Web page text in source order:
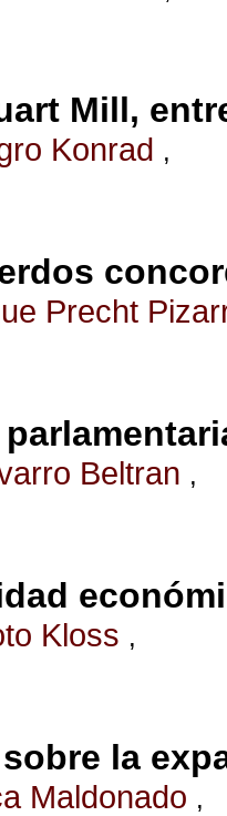
Mill,
Konrad ,
Precht
Beltran ,
Kloss ,
la
Maldonado ,